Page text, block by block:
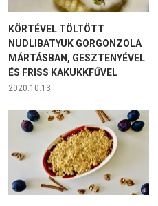
KÖRTÉVEL TÖLTÖTT
NUDLIBATYUK GORGONZOLA
MÁRTÁSBAN, GESZTENYÉVEL
ÉS FRISS KAKUKKFŰVEL
2020.10.13